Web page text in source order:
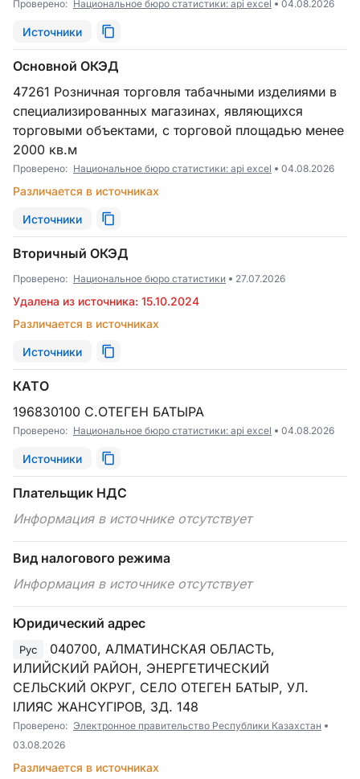
Проверено: Национальное бюро статистики: api excel 04.08.2026
Источники
Основной ОКЭД
47261 Розничная торговля табачными изделиями в
специализированных магазинах, являющихся
торговыми объектами, с торговой площадью менее
2000 кв.м
Проверено: Национальное бюро статистики: api excel 04.08.2026
Различается в источниках
Источники
Вторичный ОКЭД
Проверено: Национальное бюро статистики 27.07.2026
Удалена из источника: 15.10.2024
Различается в источниках
Источники
КАТО
196830100 С.ОТЕГЕН БАТЫРА
Проверено: Национальное бюро статистики: api excel 04.08.2026
Источники
Плательщик НДС
Информация в источнике отсутствует
Вид налогового режима
Информация в источнике отсутствует
Юридический адрес
Рус
040700, АЛМАТИНСКАЯ ОБЛАСТЬ,
ИЛИЙСКИЙ РАЙОН, ЭНЕРГЕТИЧЕСКИЙ
СЕЛЬСКИЙ ОКРУГ, СЕЛО ОТЕГЕН БАТЫР, УЛ.
ІЛИЯС ЖАНСҮГІРОВ, ЗД. 148
Проверено: Электронное правительство Республики Казахстан
03.08.2026
Различается в источниках